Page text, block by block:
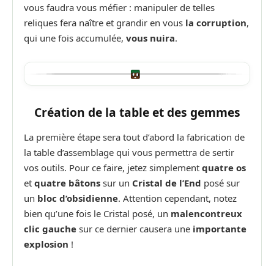
vous faudra vous méfier : manipuler de telles
reliques fera naître et grandir en vous la corruption,
qui une fois accumulée, vous nuira.
Création de la table et des gemmes
La première étape sera tout d’abord la fabrication de
la table d’assemblage qui vous permettra de sertir
vos outils. Pour ce faire, jetez simplement quatre os
et quatre bâtons sur un Cristal de l’End posé sur
un bloc d’obsidienne. Attention cependant, notez
bien qu’une fois le Cristal posé, un malencontreux
clic gauche sur ce dernier causera une importante
explosion !